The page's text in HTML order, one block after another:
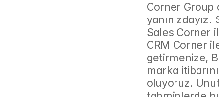
Corner Group
Sales Corner
CRM Corner
getirmenize,
marka
oluyoruz.